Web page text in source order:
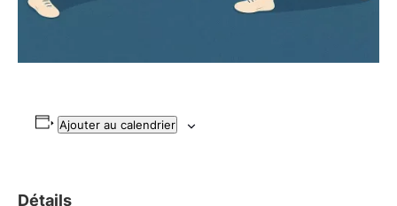
Ajouter au calendrier
Détails